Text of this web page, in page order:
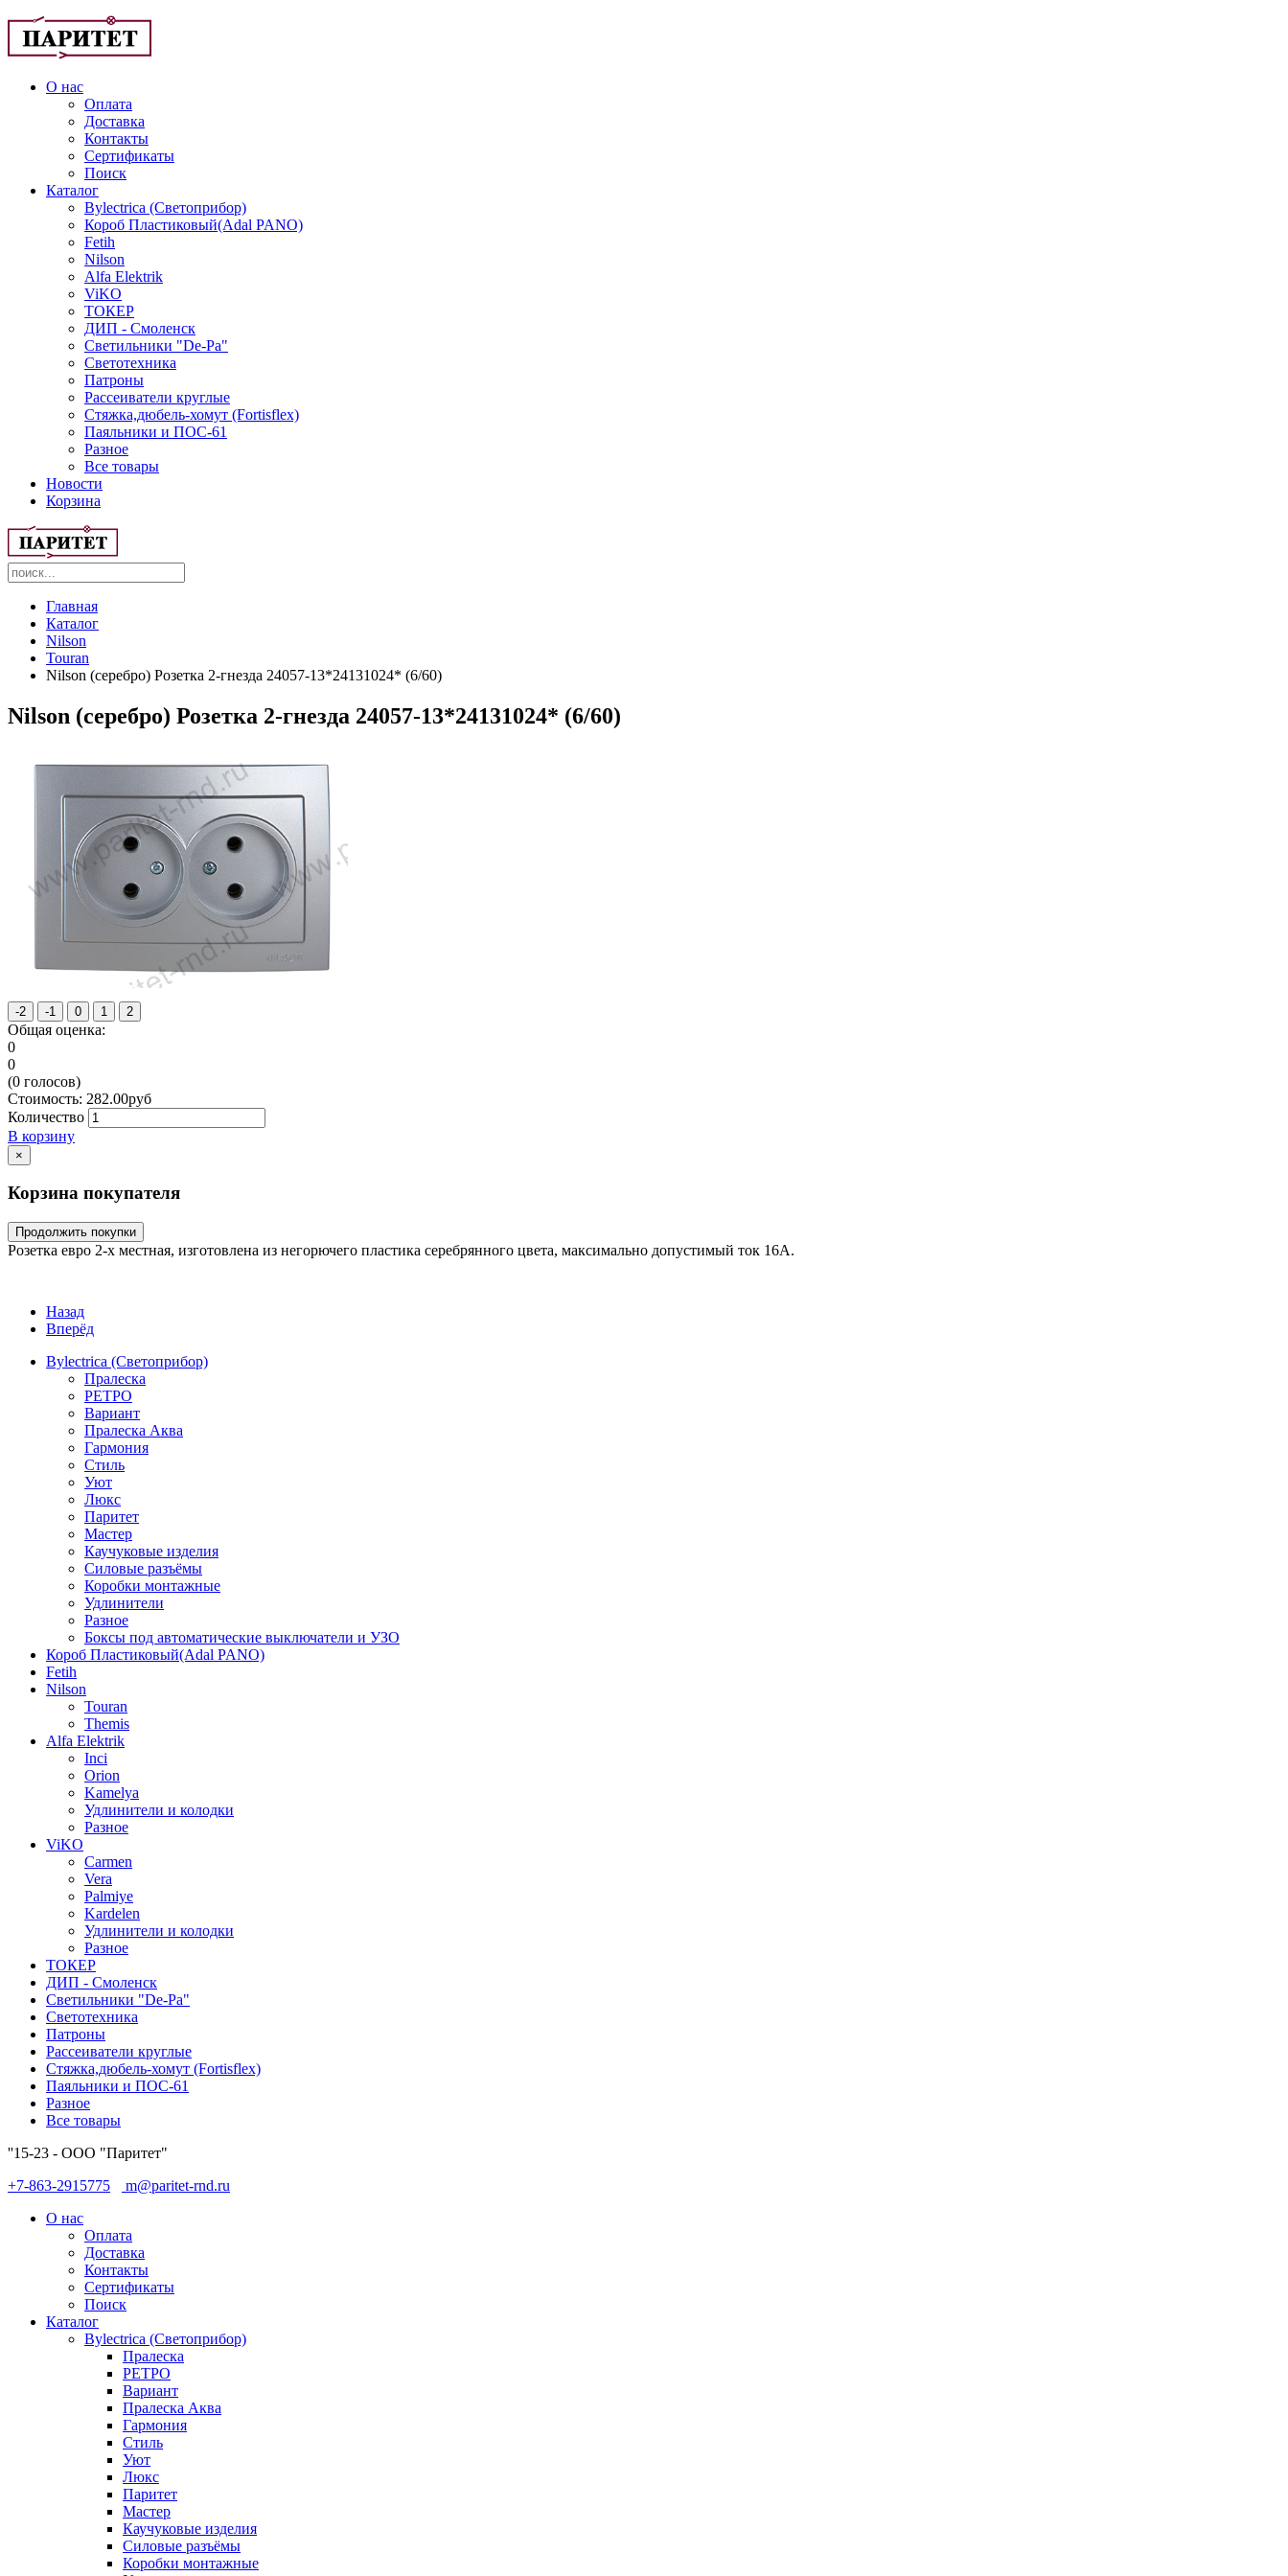
О нас
Оплата
Доставка
Контакты
Сертификаты
Поиск
Каталог
Bylectrica (Светоприбор)
Короб Пластиковый(Adal PANO)
Fetih
Nilson
Alfa Elektrik
ViKO
ТОКЕР
ДИП - Смоленск
Светильники "De-Pa"
Светотехника
Патроны
Рассеиватели круглые
Стяжка,дюбель-хомут (Fortisflex)
Паяльники и ПОС-61
Разное
Все товары
Новости
Корзина
Главная
Каталог
Nilson
Touran
Nilson (серебро) Розетка 2-гнезда 24057-13*24131024* (6/60)
Nilson (серебро) Розетка 2-гнезда 24057-13*24131024* (6/60)
Общая оценка:
0
0
(0 голосов)
Стоимость: 282.00руб
Количество
В корзину
×
Корзина покупателя
Продолжить покупки
Розетка евро 2-х местная, изготовлена из негорючего пластика серебрянного цвета, максимально допустимый ток 16А.
Назад
Вперёд
Bylectrica (Светоприбор)
Пралеска
РЕТРО
Вариант
Пралеска Аква
Гармония
Стиль
Уют
Люкс
Паритет
Мастер
Каучуковые изделия
Силовые разъёмы
Коробки монтажные
Удлинители
Разное
Боксы под автоматические выключатели и УЗО
Короб Пластиковый(Adal PANO)
Fetih
Nilson
Touran
Themis
Alfa Elektrik
Inci
Orion
Kamelya
Удлинители и колодки
Разное
ViKO
Carmen
Vera
Palmiye
Kardelen
Удлинители и колодки
Разное
ТОКЕР
ДИП - Смоленск
Светильники "De-Pa"
Светотехника
Патроны
Рассеиватели круглые
Стяжка,дюбель-хомут (Fortisflex)
Паяльники и ПОС-61
Разное
Все товары
''15-23 - ООО "Паритет"
+7-863-2915775
m@paritet-rnd.ru
О нас
Оплата
Доставка
Контакты
Сертификаты
Поиск
Каталог
Bylectrica (Светоприбор)
Пралеска
РЕТРО
Вариант
Пралеска Аква
Гармония
Стиль
Уют
Люкс
Паритет
Мастер
Каучуковые изделия
Силовые разъёмы
Коробки монтажные